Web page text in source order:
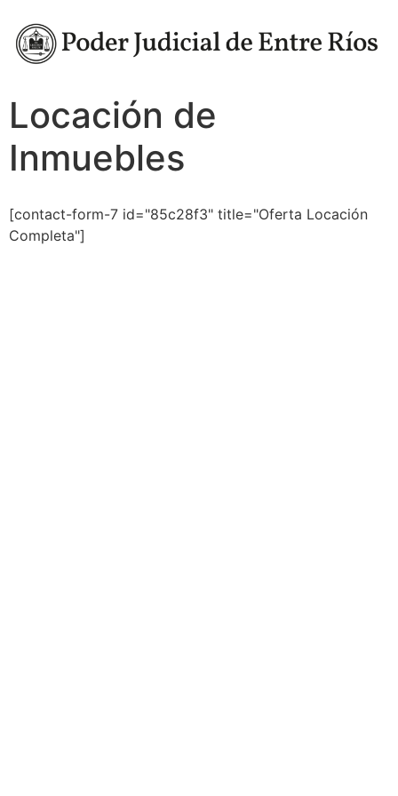
Locación de
Inmuebles
[contact-form-7 id="85c28f3" title="Oferta Locación
Completa"]